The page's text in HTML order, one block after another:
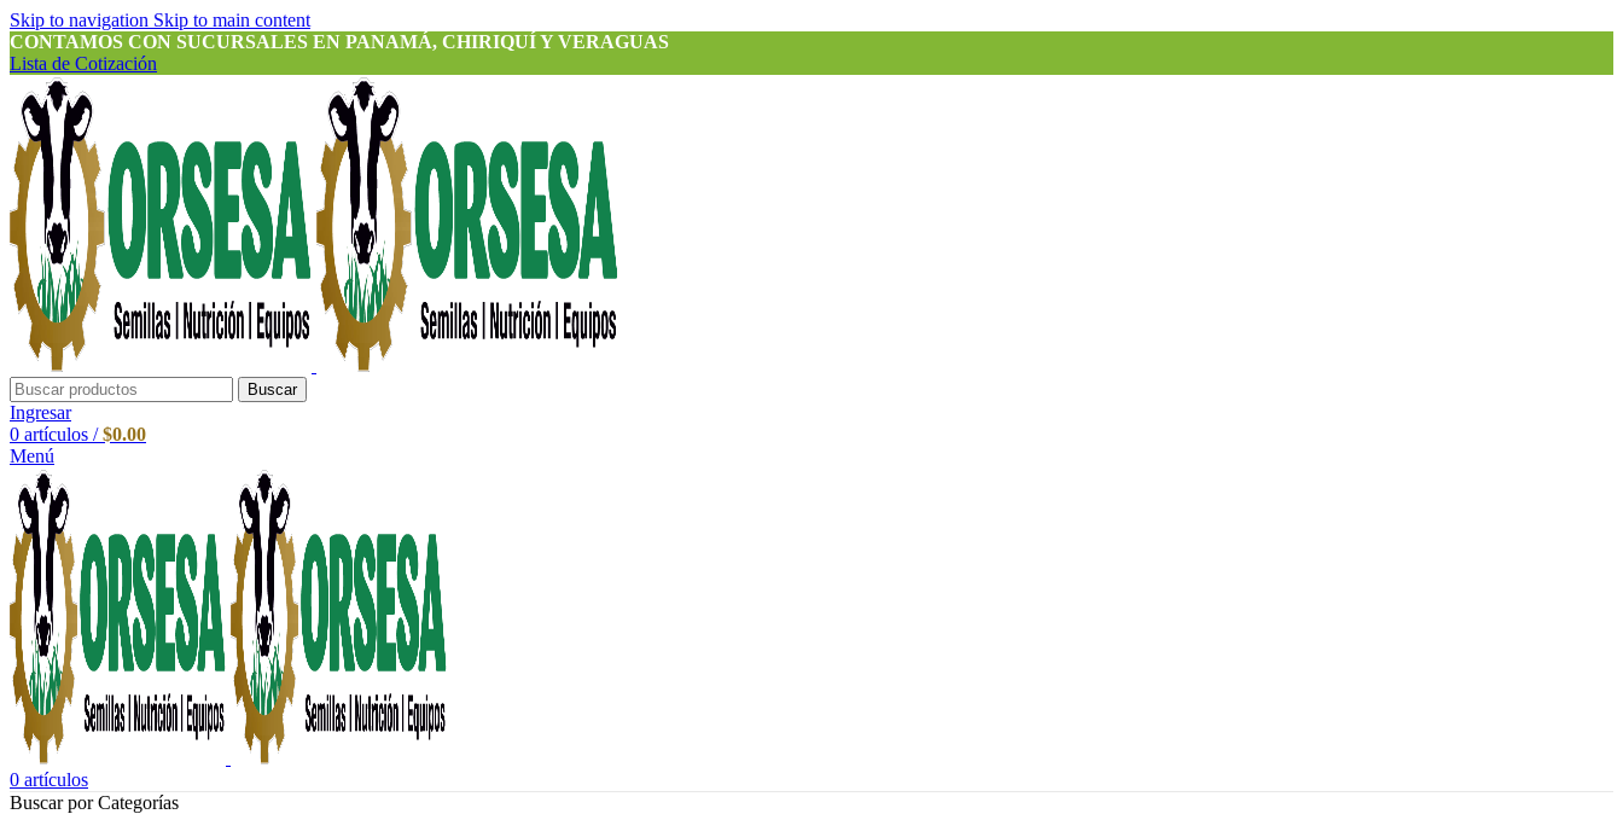
Skip to navigation Skip to main content
CONTAMOS CON SUCURSALES EN PANAMÁ, CHIRIQUÍ Y VERAGUAS
Lista de Cotización
Buscar
Ingresar
0 artículos / $0.00
Menú
0 artículos
Buscar por Categorías